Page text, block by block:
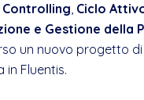
Controlling, Ciclo
e Gestione della
un nuovo progetto
in Fluentis.